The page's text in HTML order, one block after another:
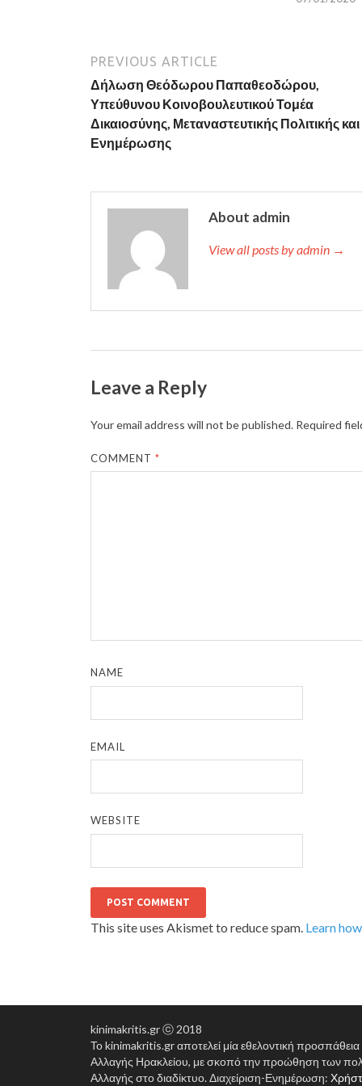
)
PREVIOUS ARTICLE
Δήλωση Θεόδωρου Παπαθεοδώρου,
Υπεύθυνου Κοινοβουλευτικού Τομέα
Δικαιοσύνης, Μεταναστευτικής Πολιτικής και
Ενημέρωσης
About admin
View all posts by admin →
Leave a Reply
Your email address will not be published. Required
COMMENT*
NAME
EMAIL
WEBSITE
This site uses Akismet to reduce spam. Learn
kinimakritis.gr ⓒ 2018
Το kinimakritis.gr αποτελεί μία εθελοντική
Αλλαγής Ηρακλείου, με σκοπό την προώθηση των
Αλλαγής στο διαδίκτυο. Διαχείριση-Ενημέρωση: